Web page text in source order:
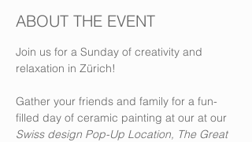
ABOUT THE EVENT
Join us for a Sunday of creativity and
relaxation in Zürich!
Gather your friends and family for a fun-
filled day of ceramic painting at our at our
Swiss design Pop-Up Location, The Great